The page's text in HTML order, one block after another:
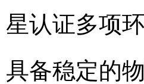
星认证多项
具备稳定的